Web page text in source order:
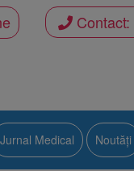
Contact:
Jurnal Medical Noutăți